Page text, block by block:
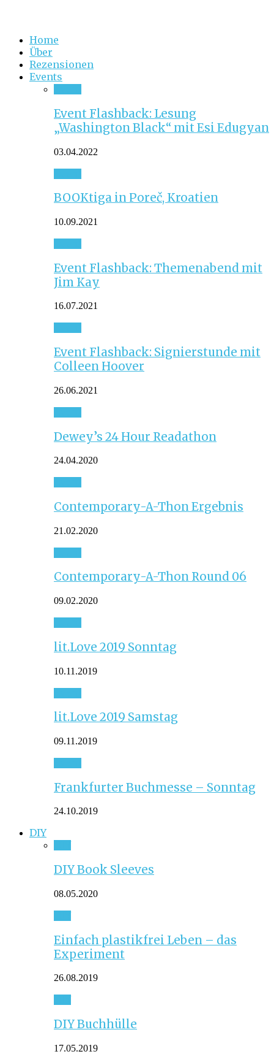
Home
Über
Rezensionen
Events
Event Flashback: Lesung
„Washington Black“ mit Esi Edugyan
03.04.2022
BOOKtiga in Poreč, Kroatien
10.09.2021
Event Flashback: Themenabend mit
Jim Kay
16.07.2021
Event Flashback: Signierstunde mit
Colleen Hoover
26.06.2021
Dewey’s 24 Hour Readathon
24.04.2020
Contemporary-A-Thon Ergebnis
21.02.2020
Contemporary-A-Thon Round 06
09.02.2020
lit.Love 2019 Sonntag
10.11.2019
lit.Love 2019 Samstag
09.11.2019
Frankfurter Buchmesse – Sonntag
24.10.2019
DIY
DIY Book Sleeves
08.05.2020
Einfach plastikfrei Leben – das
Experiment
26.08.2019
DIY Buchhülle
17.05.2019